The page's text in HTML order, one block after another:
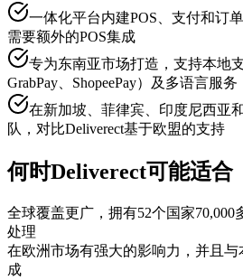
一体化平台内建POS、支付和订
需要额外的POS集成
专为东南亚市场打造，支持本地
GrabPay、ShopeePay）及多语言服务
在新加坡、菲律宾、印度尼西亚
队，对比Deliverect基于欧盟的支持
何时Deliverect可能适合
全球覆盖更广，拥有52个国家70,000
处理
在欧洲市场有强大的影响力，并且
成